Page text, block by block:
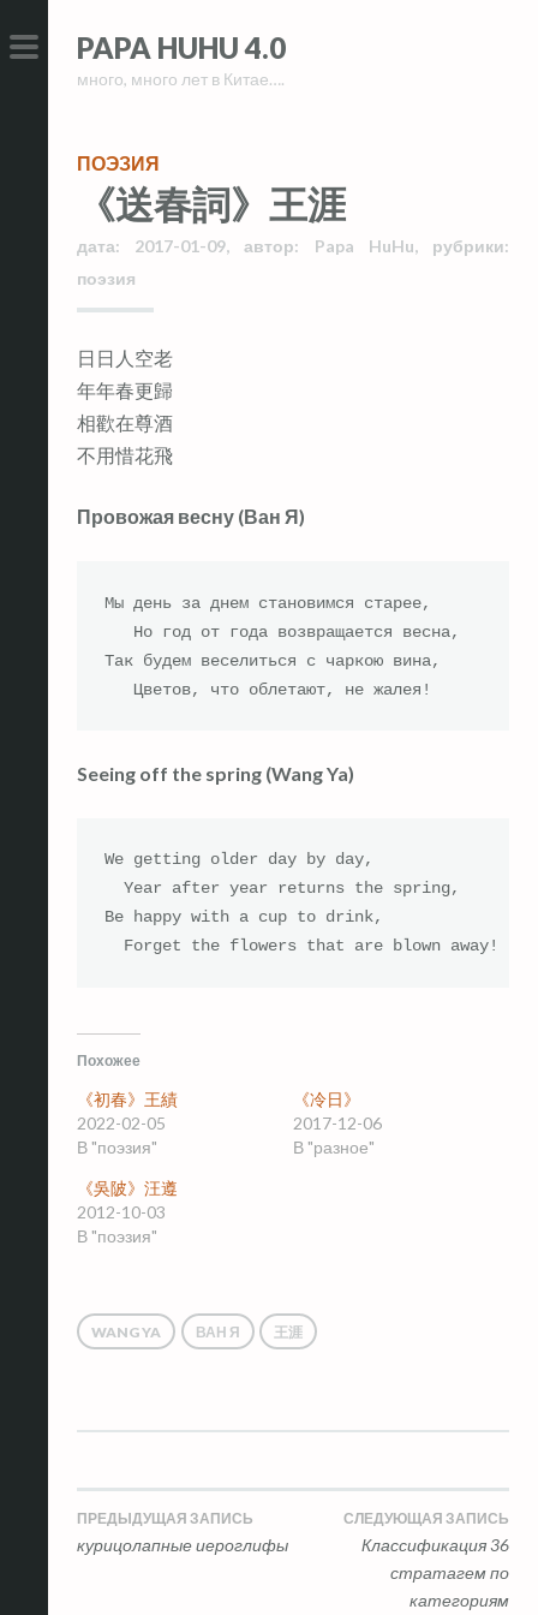
to
PRIMARY
to
PAPA HUHU 4.0
много, много лет в Китае….
ПОЭЗИЯ
《送春詞》王涯
дата: 2017-01-09, автор: Papa HuHu,рубрики:
поэзия
日日人空老
年年春更歸
相歡在尊酒
不用惜花飛
Провожая весну (Ван Я)
Мы день за днем становимся старее,
   Но год от года возвращается весна,
Так будем веселиться с чаркою вина,
   Цветов, что облетают, не жалея!
Seeing off the spring (Wang Ya)
We getting older day by day,
  Year after year returns the spring,
Be happy with a cup to drink,
  Forget the flowers that are blown away!
Похожее
《初春》王績
2022-02-05
В "поэзия"
《冷日》
2017-12-06
В "разное"
《吳陂》汪遵
2012-10-03
В "поэзия"
WANG YA ВАН Я 王涯
Навигация
ПРЕДЫДУЩАЯ ЗАПИСЬ
курицолапные иероглифы
СЛЕДУЮЩАЯ ЗАПИСЬ
Классификация 36
стратагем по
категориям